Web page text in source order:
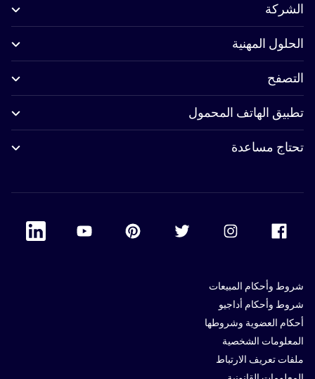
الشركة
الحلول المهنية
التصفح
تطبيق الهاتف المحمول
تحتاج مساعدة
Accor Youtube
Linkedin
شروط وأحكام المبيعات
شروط وأحكام أداجيو
أحكام العضوية وشروطها
المعلومات الشخصية
ملفات تعريف الارتباط